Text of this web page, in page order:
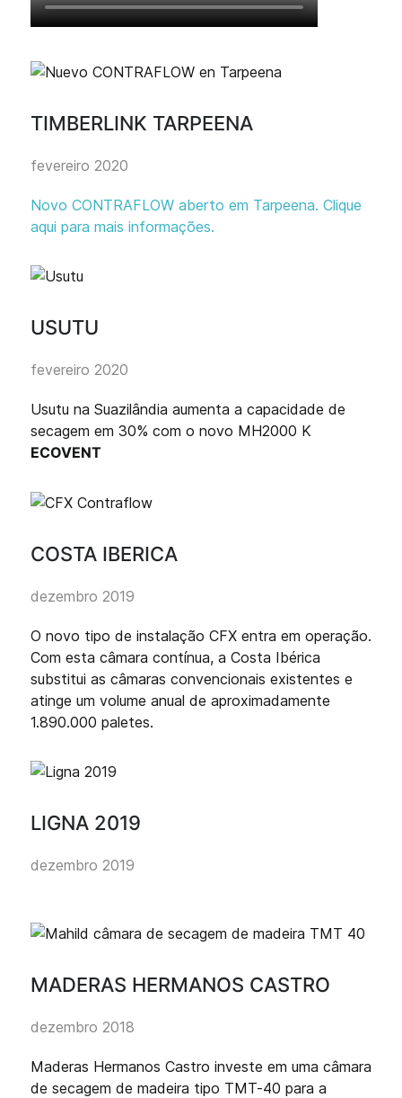
TIMBERLINK TARPEENA
fevereiro 2020
Novo CONTRAFLOW aberto em Tarpeena. Clique
aqui para mais informações.
USUTU
fevereiro 2020
Usutu na Suazilândia aumenta a capacidade de
secagem em 30% com o novo MH2000 K
ECOVENT
COSTA IBERICA
dezembro 2019
O novo tipo de instalação CFX entra em operação.
Com esta câmara contínua, a Costa Ibérica
substitui as câmaras convencionais existentes e
atinge um volume anual de aproximadamente
1.890.000 paletes.
LIGNA 2019
dezembro 2019
MADERAS HERMANOS CASTRO
dezembro 2018
Maderas Hermanos Castro investe em uma câmara
de secagem de madeira tipo TMT-40 para a